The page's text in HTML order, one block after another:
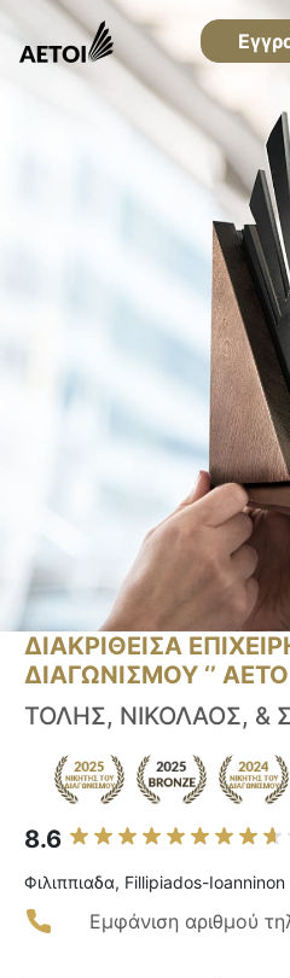
ΔΙΑΚΡΙΘΕΙΣΑ
ΔΙΑΓΩΝΙΣΜΟΥ ‘’ ΑΕΤΟΙ
ΤΟΛΗΣ, ΝΙΚΟΛΑΟΣ, &
8.6
Φιλιππιαδα, Fillipiados-
Εμφάνιση αριθμού